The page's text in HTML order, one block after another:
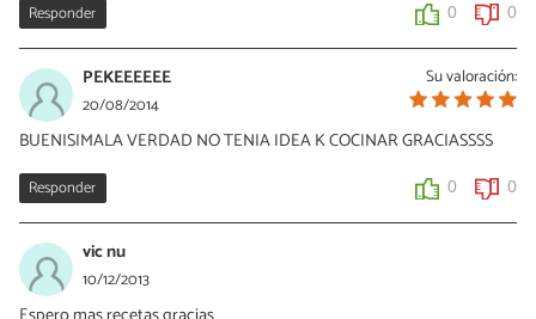
Responder 0 0
Su valoración:
PEKEEEEEE
20/08/2014
BUENISIMALA VERDAD NO TENIA IDEA K COCINAR GRACIASSSS
Responder 0 0
vic nu
10/12/2013